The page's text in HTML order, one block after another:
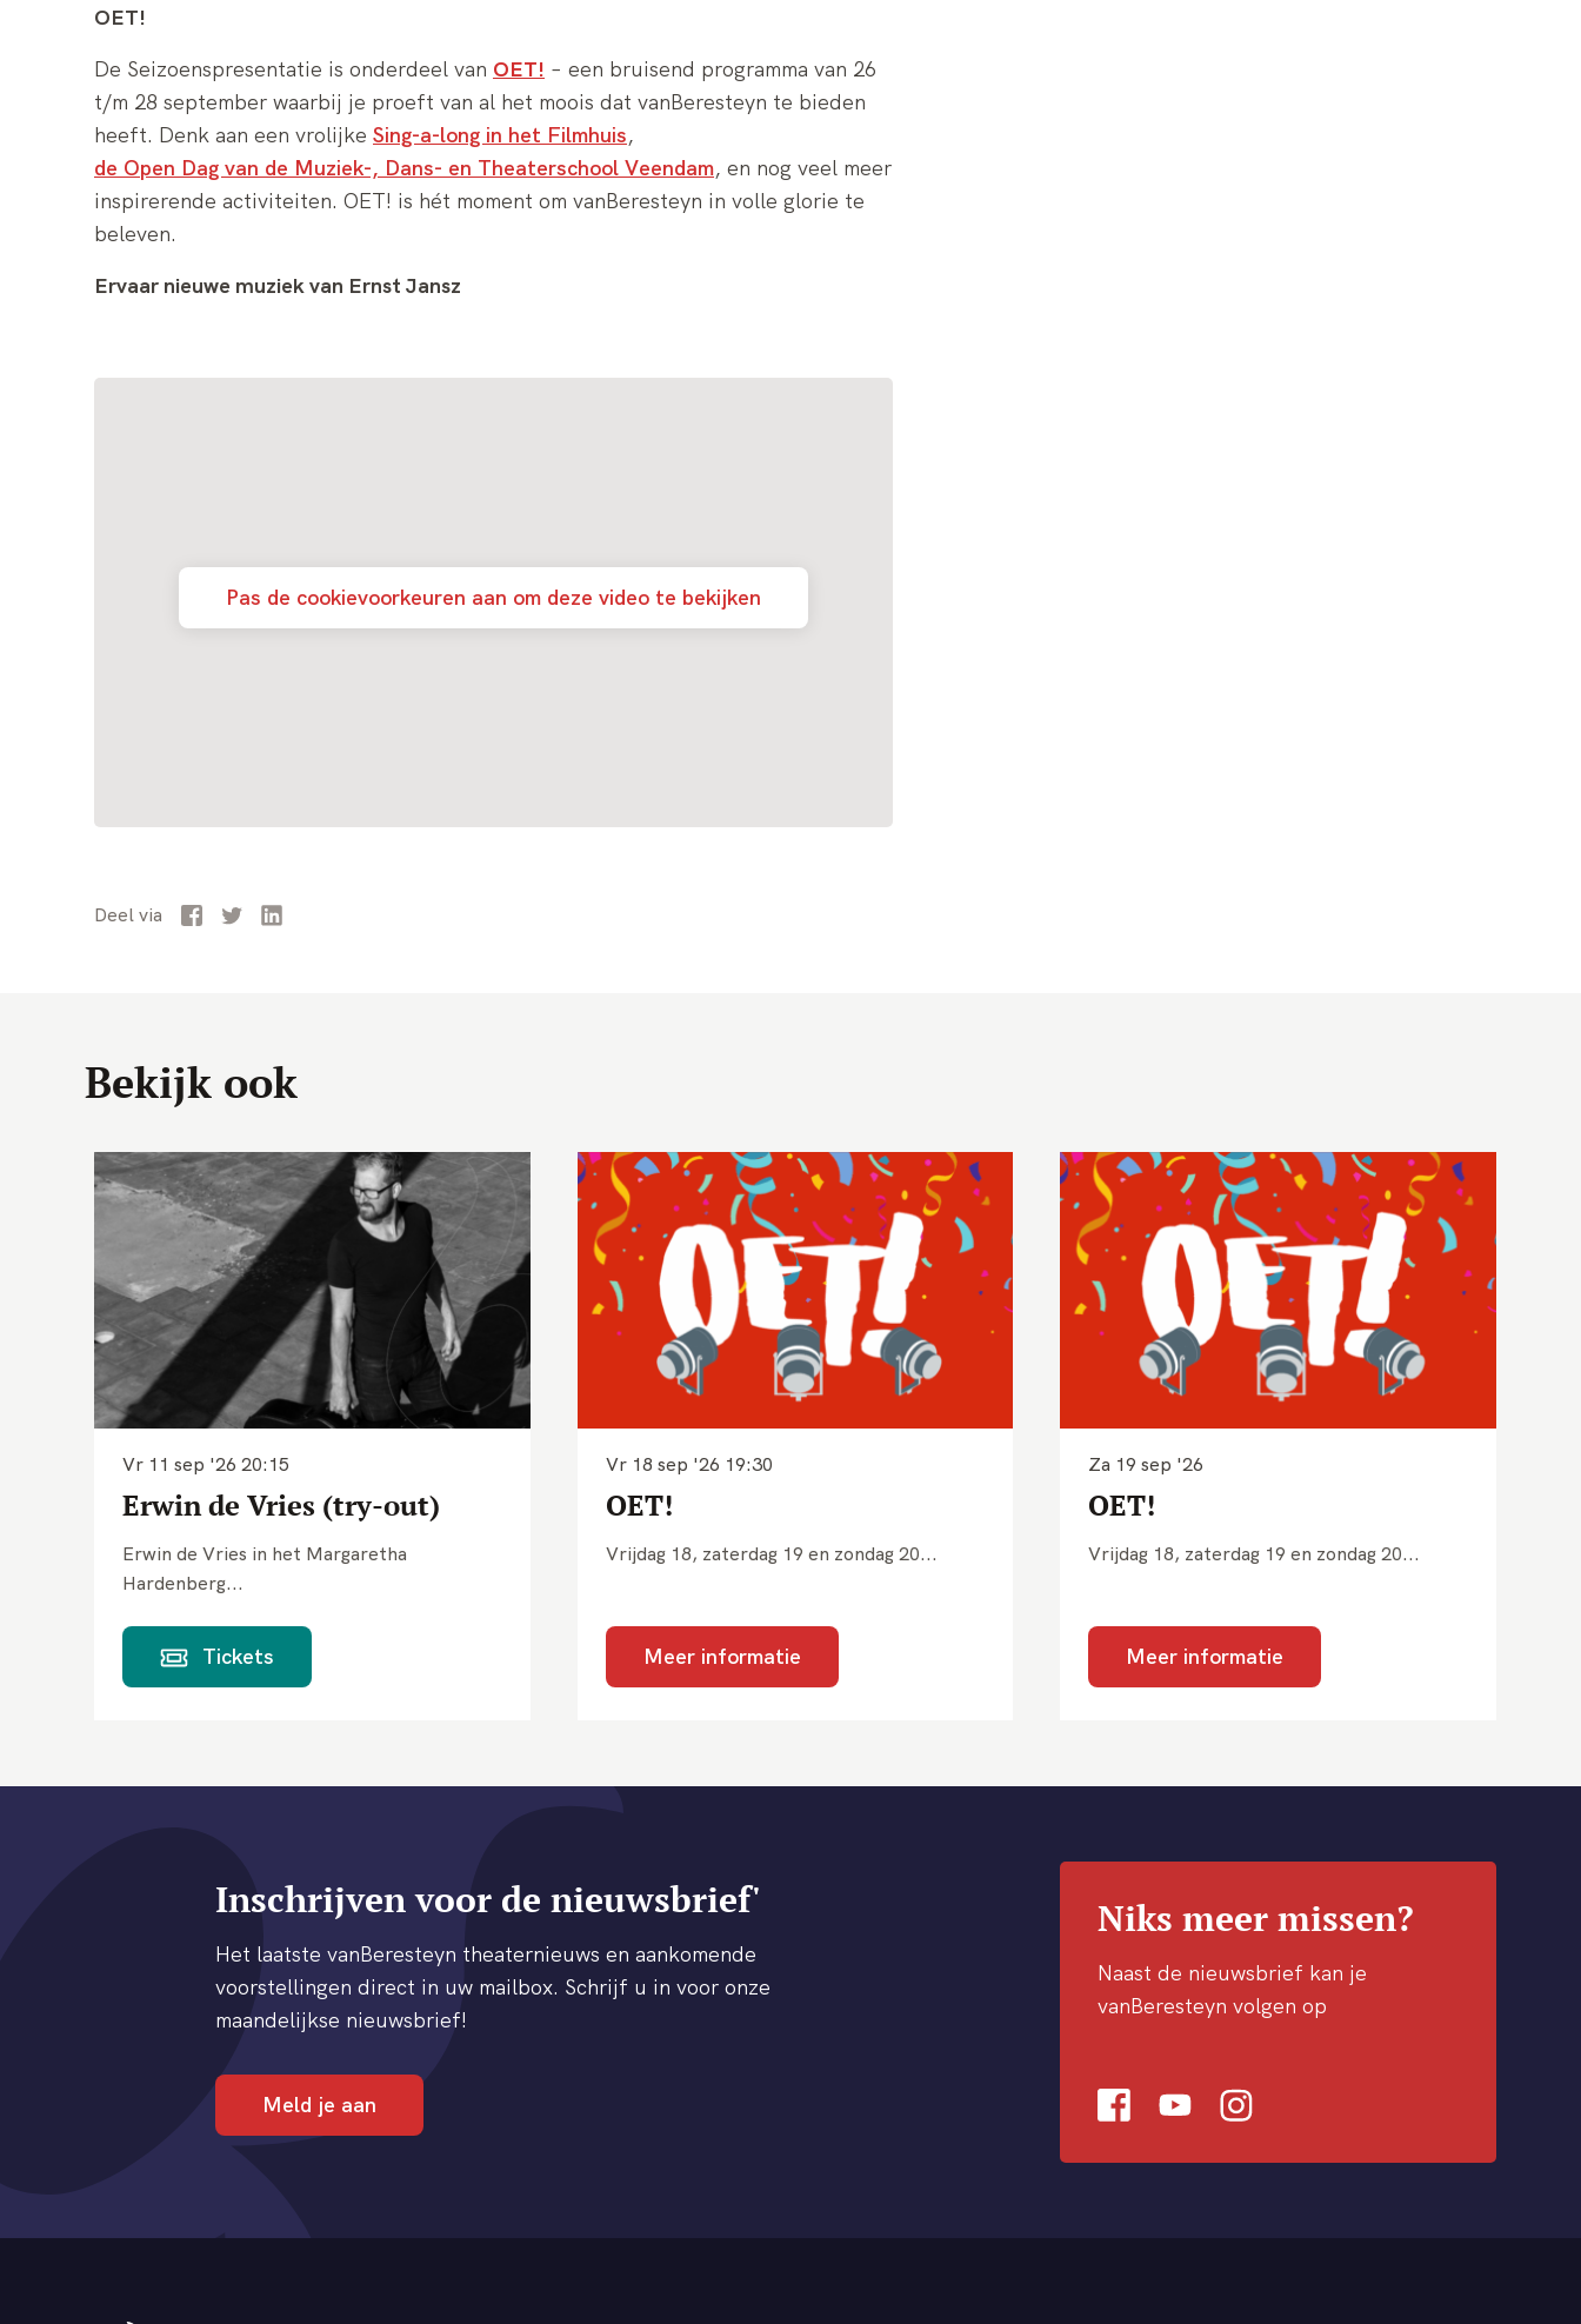
OET!
De Seizoenspresentatie is onderdeel van OET! – een bruisend programma van 26
t/m 28 september waarbij je proeft van al het moois dat vanBeresteyn te bieden
heeft. Denk aan een vrolijke Sing-a-long in het Filmhuis,
de Open Dag van de Muziek-, Dans- en Theaterschool Veendam, en nog veel meer
inspirerende activiteiten. OET! is hét moment om vanBeresteyn in volle glorie te
beleven.
Ervaar nieuwe muziek van Ernst Jansz
Pas de cookievoorkeuren aan om deze video te bekijken
Deel via Facebook
TwitterLinkedIn
Bekijk ook
Vr 11 sep '26 20:15
Erwin de Vries (try-out)
Erwin de Vries in het Margaretha
Hardenberg...
Tickets
Vr 18 sep '26 19:30
OET!
Vrijdag 18, zaterdag 19 en zondag 20...
Meer informatie
Za 19 sep '26
OET!
Vrijdag 18, zaterdag 19 en zondag 20...
Meer informatie
Niks meer missen?
Naast de nieuwsbrief kan je
vanBeresteyn volgen op
FacebookYoutubeInstagram
Inschrijven voor de nieuwsbrief'
Het laatste vanBeresteyn theaternieuws en aankomende
voorstellingen direct in uw mailbox. Schrijf u in voor onze
maandelijkse nieuwsbrief!
Meld je aan